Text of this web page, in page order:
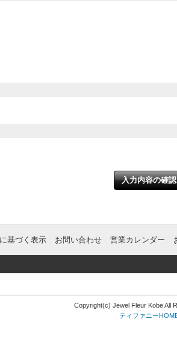
基づく表示 お問い合わせ 営業カレンダー
Copyright(c) Jewel Fleur Kobe All
ティファニー